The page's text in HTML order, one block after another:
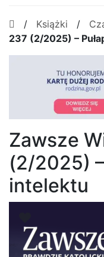
/ Książki /
237 (2/2025) –
Zawsze
(2/2025)
intelektu